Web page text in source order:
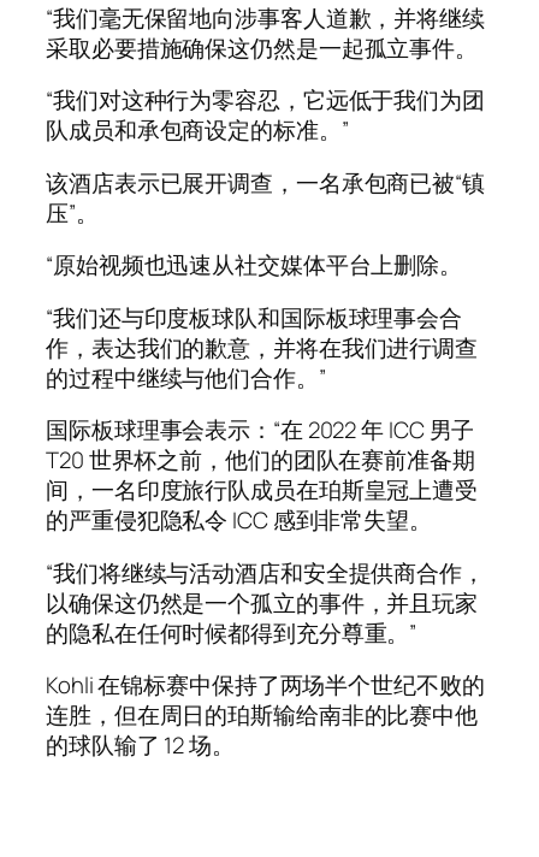
“我们毫无保留地向涉事客人道歉，并将继续
采取必要措施确保这仍然是一起孤立事件。
“我们对这种行为零容忍，它远低于我们为团
队成员和承包商设定的标准。”
该酒店表示已展开调查，一名承包商已被“镇
压”。
“原始视频也迅速从社交媒体平台上删除。
“我们还与印度板球队和国际板球理事会合
作，表达我们的歉意，并将在我们进行调查
的过程中继续与他们合作。”
国际板球理事会表示：“在 2022 年 ICC 男子
T20 世界杯之前，他们的团队在赛前准备期
间，一名印度旅行队成员在珀斯皇冠上遭受
的严重侵犯隐私令 ICC 感到非常失望。
“我们将继续与活动酒店和安全提供商合作，
以确保这仍然是一个孤立的事件，并且玩家
的隐私在任何时候都得到充分尊重。”
Kohli 在锦标赛中保持了两场半个世纪不败的
连胜，但在周日的珀斯输给南非的比赛中他
的球队输了 12 场。